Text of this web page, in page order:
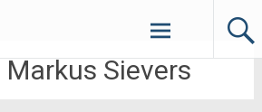
Markus Sievers